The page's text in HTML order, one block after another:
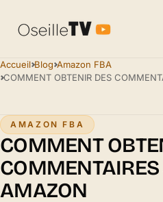
Accueil Blog Amazon FBA
AMAZON FBA
COMMENT
COMMENTAIRES
AMAZON